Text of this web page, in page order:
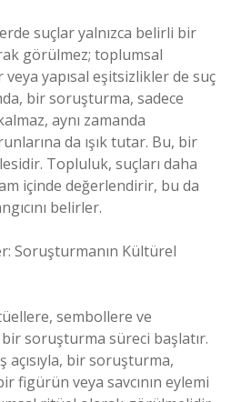
suçlar yalnızca belirli bir
görülmez; toplumsal
veya yapısal eşitsizlikler de suç
bir soruşturma, sadece
aynı zamanda
da ışık tutar. Bu, bir
Topluluk, suçları daha
içinde değerlendirir, bu da
belirler.
Soruşturmanın Kültürel
sembollere ve
soruşturma süreci başlatır.
bir soruşturma,
figürün veya savcının eylemi